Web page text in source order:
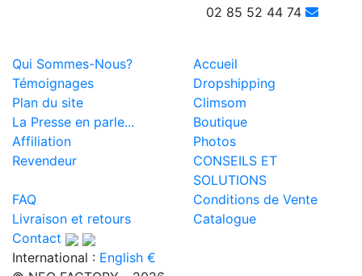
02 85 52 44 74
Qui Sommes-Nous?
Accueil
Témoignages
Dropshipping
Plan du site
Climsom
La Presse en parle...
Boutique
Affiliation
Photos
Revendeur
CONSEILS ET
SOLUTIONS
FAQ
Conditions de Vente
Livraison et retours
Catalogue
Contact
International : English €